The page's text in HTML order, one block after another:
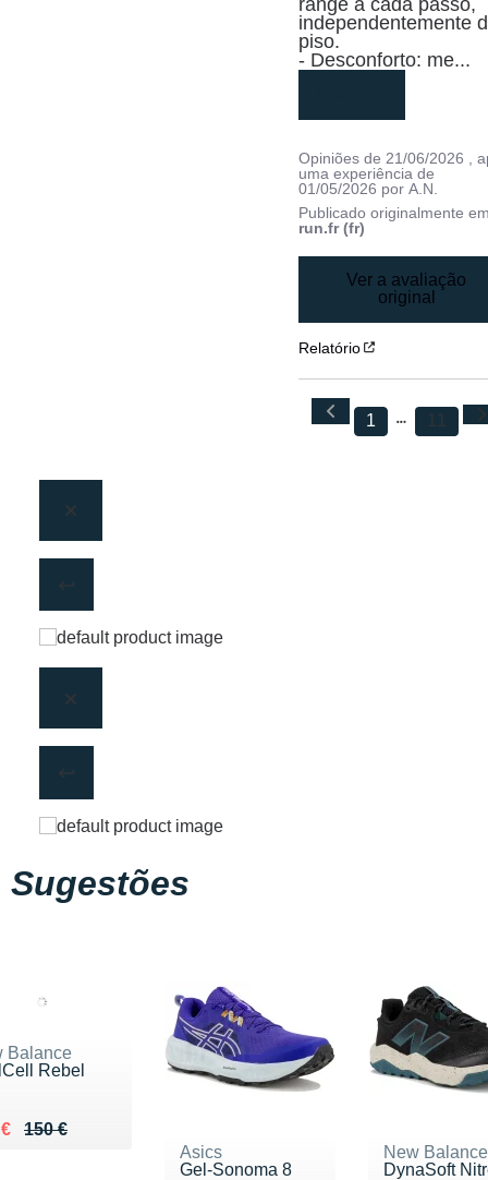
range a cada passo,
independentemente
piso.
- Desconforto: me...
Opiniões de 21/06/2026
,
uma experiência de
01/05/2026 porA.N.
Publicado originalmente
run.fr (fr)
Ver a avaliação
original
Relatório
1 11
Sugestões
Balance
Rebel
150 €
de 150 €
115 €
Asics
Gel-Sonoma 8
New Balance
DynaSoft